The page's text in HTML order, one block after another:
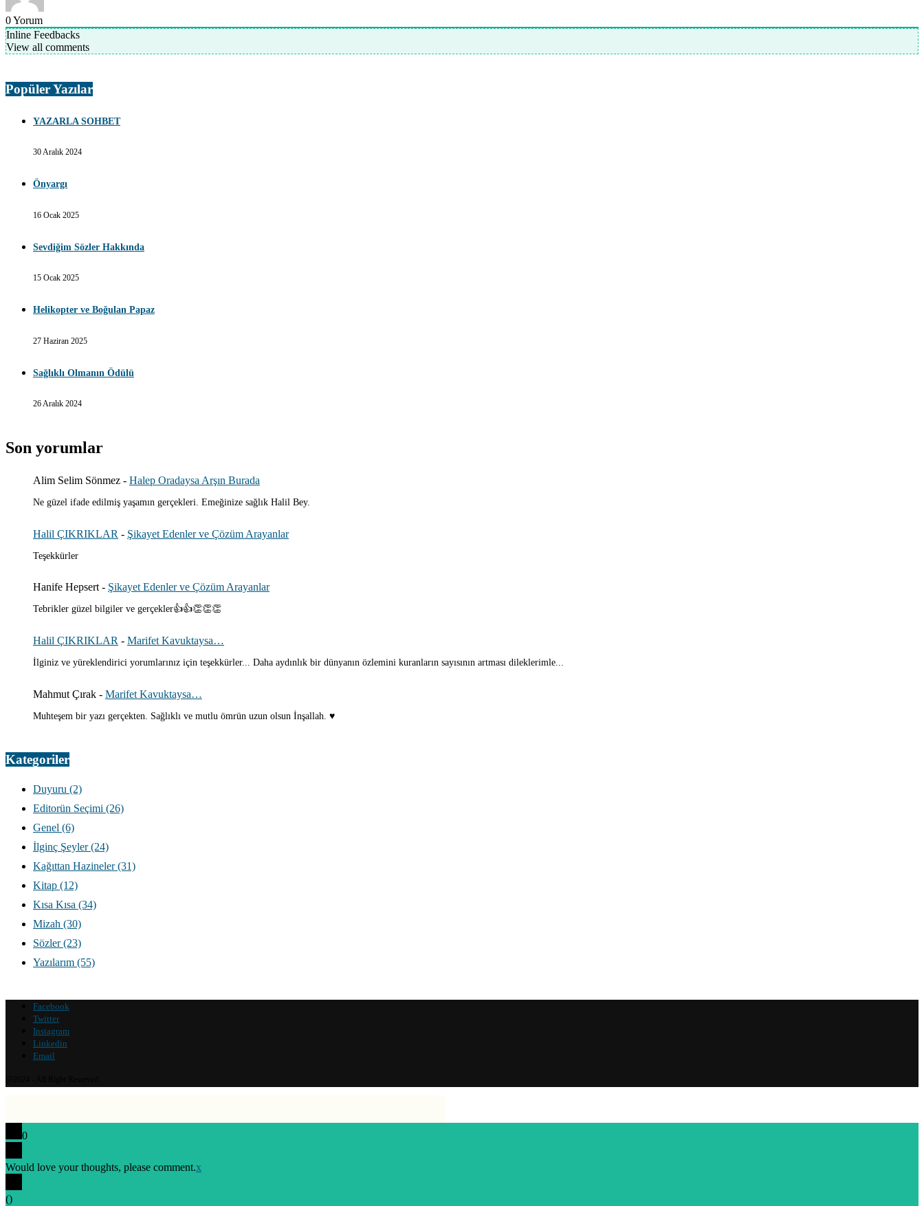
0Yorum
Inline Feedbacks
View all comments
Popüler Yazılar
YAZARLA SOHBET
30 Aralık 2024
Önyargı
16 Ocak 2025
Sevdiğim Sözler Hakkında
15 Ocak 2025
Helikopter ve Boğulan Papaz
27 Haziran 2025
Sağlıklı Olmanın Ödülü
26 Aralık 2024
Son yorumlar
Alim Selim Sönmez - Halep Oradaysa Arşın Burada
Ne güzel ifade edilmiş yaşamın gerçekleri. Emeğinize sağlık Halil Bey.
Halil ÇIKRIKLAR - Şikayet Edenler ve Çözüm Arayanlar
Teşekkürler
Hanife Hepsert - Şikayet Edenler ve Çözüm Arayanlar
Tebrikler güzel bilgiler ve gerçekler👍👍👏👏👏
Halil ÇIKRIKLAR - Marifet Kavuktaysa…
İlginiz ve yüreklendirici yorumlarınız için teşekkürler... Daha aydınlık bir dünyanın özlemini kuranların sayısının artması dileklerimle...
Mahmut Çırak - Marifet Kavuktaysa…
Muhteşem bir yazı gerçekten. Sağlıklı ve mutlu ömrün uzun olsun İnşallah. ♥️
Kategoriler
Duyuru (2)
Editorün Seçimi (26)
Genel (6)
İlginç Şeyler(24)
Kağıttan Hazineler(31)
Kitap (12)
Kısa Kısa (34)
Mizah (30)
Sözler(23)
Yazılarım (55)
Facebook
Twitter
Instagram
Linkedin
Email
0
Would love your thoughts, please comment.x
()